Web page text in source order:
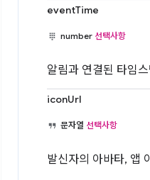
eventTime
number 선택사항
알림과 연결된 타임
iconUrl
문자열 선택사항
발신자의 아바타, 앱